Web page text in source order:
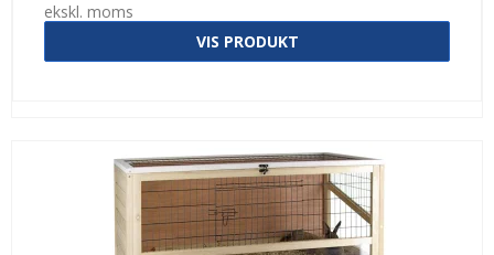
ekskl. moms
VIS PRODUKT